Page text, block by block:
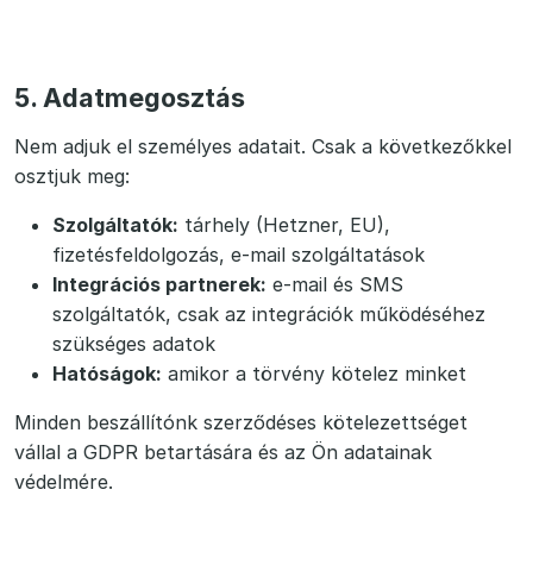
5. Adatmegosztás
Nem adjuk el személyes adatait. Csak a következőkkel
osztjuk meg:
Szolgáltatók: tárhely (Hetzner, EU),
fizetésfeldolgozás, e-mail szolgáltatások
Integrációs partnerek: e-mail és SMS
szolgáltatók, csak az integrációk működéséhez
szükséges adatok
Hatóságok: amikor a törvény kötelez minket
Minden beszállítónk szerződéses kötelezettséget
vállal a GDPR betartására és az Ön adatainak
védelmére.